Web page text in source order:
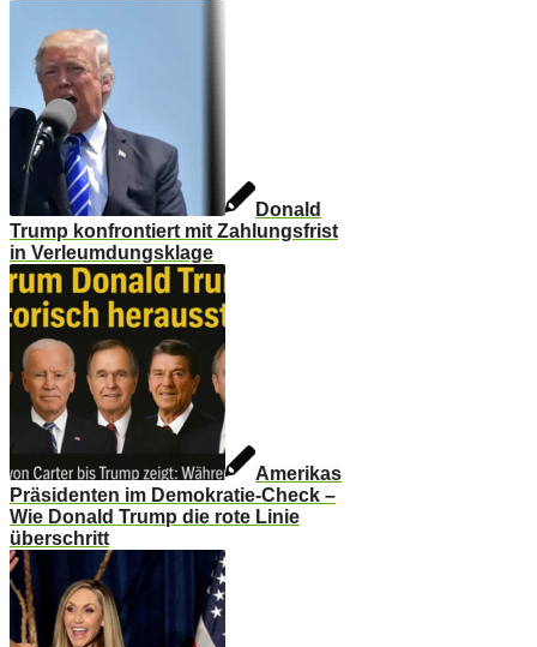
Donald
Trump konfrontiert mit Zahlungsfrist
in Verleumdungsklage
Amerikas
Präsidenten im Demokratie-Check –
Wie Donald Trump die rote Linie
überschritt